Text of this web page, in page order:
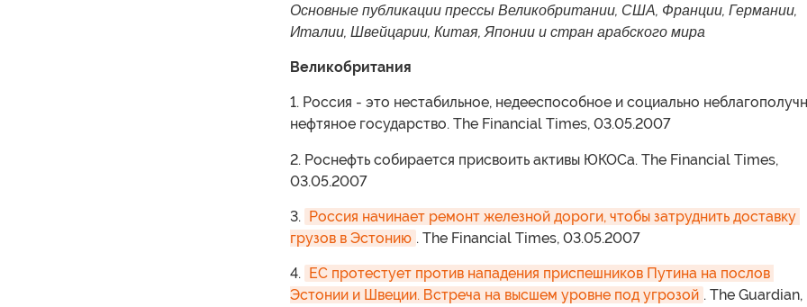
Основные публикации прессы Великобритании, США, Франции, Германии,
Италии, Швейцарии, Китая, Японии и стран арабского мира
Великобритания
1. Россия - это нестабильное, недееспособное и социально
нефтяное государство. The Financial Times, 03.05.2007
2. Роснефть собирается присвоить активы ЮКОСа. The Financial Times,
03.05.2007
3. Россия начинает ремонт железной дороги, чтобы затруднить доставку
грузов в Эстонию . The Financial Times, 03.05.2007
4. ЕС протестует против нападения приспешников Путина на послов
Эстонии и Швеции. Встреча на высшем уровне под угрозой . The Guardian,